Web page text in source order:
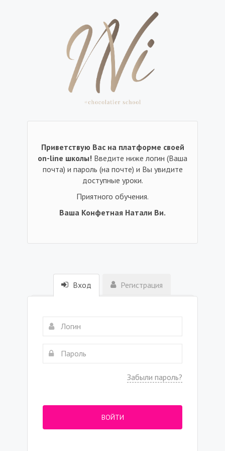
Приветствую Вас на платформе своей
on-line школы! Введите ниже логин (Ваша
почта) и пароль (на почте) и Вы увидите
доступные уроки.
Приятного обучения.
Ваша Конфетная Натали Ви.
Вход Регистрация
Забыли пароль?
ВОЙТИ